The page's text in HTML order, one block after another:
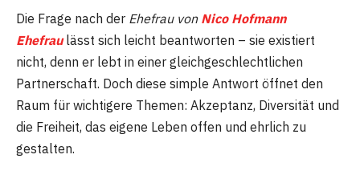
Die Frage nach der Ehefrau von Nico Hofmann
Ehefraulässt sich leicht beantworten – sie existiert
nicht, denn er lebt in einer gleichgeschlechtlichen
Partnerschaft. Doch diese simple Antwort öffnet den
Raum für wichtigere Themen: Akzeptanz, Diversität und
die Freiheit, das eigene Leben offen und ehrlich zu
gestalten.